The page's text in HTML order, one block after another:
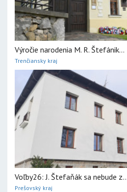
Výročie narodenia M. R. Štefánik...
Trenčiansky kraj
Voľby26: J. Štefaňák sa nebude z...
Prešovský kraj